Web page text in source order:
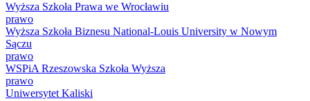
Wyższa Szkoła Prawa we Wrocławiu
prawo
Wyższa Szkoła Biznesu National-Louis University w Nowym
Sączu
prawo
WSPiA Rzeszowska Szkoła Wyższa
prawo
Uniwersytet Kaliski